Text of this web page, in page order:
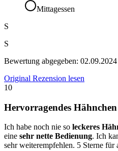
Mittagessen
S
S
Bewertung abgegeben: 02.09.2024
Original Rezension lesen
10
Hervorragendes
Ich habe noch nie so leckeres
eine sehr nette Bedienung. Ich
sehr weiterempfehlen. 5 Sterne für